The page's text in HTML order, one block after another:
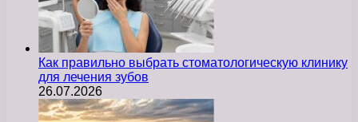
Как правильно выбрать стоматологическую клинику
для лечения зубов
26.07.2026